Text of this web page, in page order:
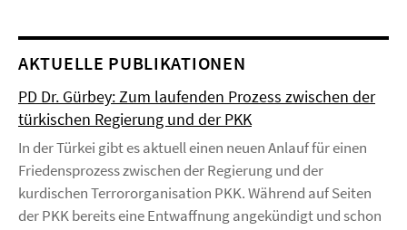
AKTUELLE PUBLIKATIONEN
PD Dr. Gürbey: Zum laufenden Prozess zwischen der
türkischen Regierung und der PKK
In der Türkei gibt es aktuell einen neuen Anlauf für einen
Friedensprozess zwischen der Regierung und der
kurdischen Terrororganisation PKK. Während auf Seiten
der PKK bereits eine Entwaffnung angekündigt und schon